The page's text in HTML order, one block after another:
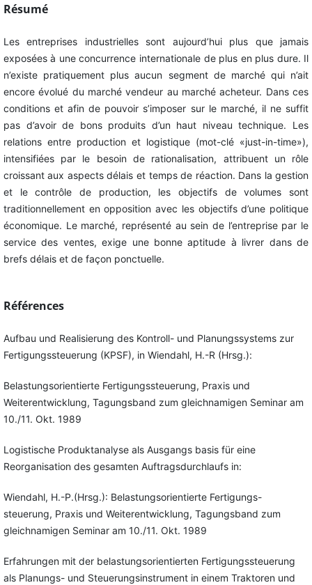
Résumé
Les entreprises industrielles sont aujourd’hui plus que jamais
exposées à une concurrence internationale de plus en plus dure. Il
n’existe pratiquement plus aucun segment de marché qui n’ait
encore évolué du marché vendeur au marché acheteur. Dans ces
conditions et afin de pouvoir s’imposer sur le marché, il ne suffit
pas d’avoir de bons produits d’un haut niveau technique. Les
relations entre production et logistique (mot-clé «just-in-time»),
intensifiées par le besoin de rationalisation, attribuent un rôle
croissant aux aspects délais et temps de réaction. Dans la gestion
et le contrôle de production, les objectifs de volumes sont
traditionnellement en opposition avec les objectifs d’une politique
économique. Le marché, représenté au sein de l’entreprise par le
service des ventes, exige une bonne aptitude à livrer dans de
brefs délais et de façon ponctuelle.
Références
Aufbau und Realisierung des Kontroll- und Planungssystems zur
Fertigungssteuerung (KPSF), in Wiendahl, H.-R (Hrsg.):
Belastungsorientierte Fertigungssteuerung, Praxis und
Weiterentwicklung, Tagungsband zum gleichnamigen Seminar am
10./11. Okt. 1989
Logistische Produktanalyse als Ausgangs basis für eine
Reorganisation des gesamten Auftragsdurchlaufs in:
Wiendahl, H.-P.(Hrsg.): Belastungsorientierte Fertigungs-
steuerung, Praxis und Weiterentwicklung, Tagungsband zum
gleichnamigen Seminar am 10./11. Okt. 1989
Erfahrungen mit der belastungsorientierten Fertigungssteuerung
als Planungs- und Steuerungsinstrument in einem Traktoren und